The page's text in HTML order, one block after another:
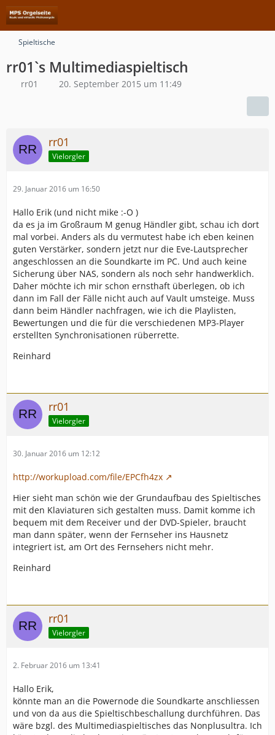
Spieltische
rr01`s Multimediaspieltisch
rr01 20. September 2015 um 11:49
rr01
Vielorgler
29. Januar 2016 um 16:50
Hallo Erik (und nicht mike :-O )
da es ja im Großraum M genug Händler gibt, schau ich dort
mal vorbei. Anders als du vermutest habe ich eben keinen
guten Verstärker, sondern jetzt nur die Eve-Lautsprecher
angeschlossen an die Soundkarte im PC. Und auch keine
Sicherung über NAS, sondern als noch sehr handwerklich.
Daher möchte ich mir schon ernsthaft überlegen, ob ich
dann im Fall der Fälle nicht auch auf Vault umsteige. Muss
dann beim Händler nachfragen, wie ich die Playlisten,
Bewertungen und die für die verschiedenen MP3-Player
erstellten Synchronisationen rüberrette.
Reinhard
rr01
Vielorgler
30. Januar 2016 um 12:12
http://workupload.com/file/EPCfh4zx
Hier sieht man schön wie der Grundaufbau des Spieltisches
mit den Klaviaturen sich gestalten muss. Damit komme ich
bequem mit dem Receiver und der DVD-Spieler, braucht
man dann später, wenn der Fernseher ins Hausnetz
integriert ist, am Ort des Fernsehers nicht mehr.
Reinhard
rr01
Vielorgler
2. Februar 2016 um 13:41
Hallo Erik,
könnte man an die Powernode die Soundkarte anschliessen
und von da aus die Spieltischbeschallung durchführen. Das
wäre bzgl. des Multimediaspieltisches das Nonplusultra. Ich